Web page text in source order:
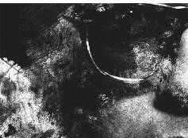
Kliknij, aby powiększyć